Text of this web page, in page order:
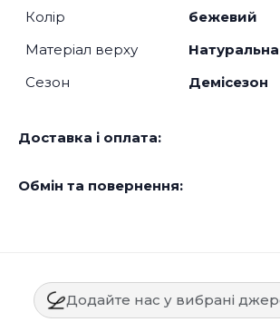
Колір
бежевий
Матеріал верху
Сезон
Демісезон
Доставка і оплата:
Обмін та повернення:
Додайте нас у вибрані